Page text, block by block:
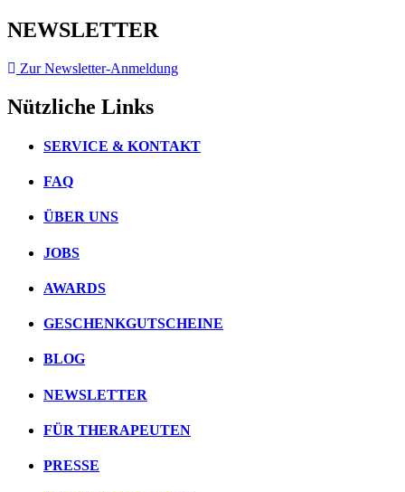
NEWSLETTER
Zur Newsletter-Anmeldung
Nützliche Links
SERVICE & KONTAKT
FAQ
ÜBER UNS
JOBS
AWARDS
GESCHENKGUTSCHEINE
BLOG
NEWSLETTER
FÜR THERAPEUTEN
PRESSE